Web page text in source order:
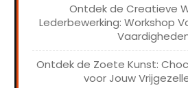
Ontdek de Creatieve
Lederbewerking: Workshop
Ontdek de Zoete Kunst:
voor Jouw